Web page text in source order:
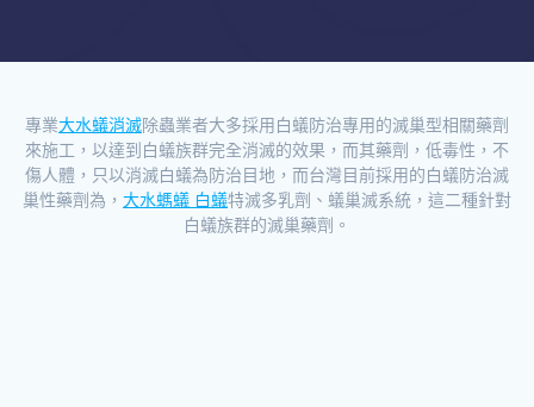
專業大水蟻消滅除蟲業者大多採用白蟻防治專用的滅巢型相關藥劑
來施工，以達到白蟻族群完全消滅的效果，而其藥劑，低毒性，不
傷人體，只以消滅白蟻為防治目地，而台灣目前採用的白蟻防治滅
巢性藥劑為， 大水螞蟻 白蟻特滅多乳劑、蟻巢滅系統，這二種針對
白蟻族群的滅巢藥劑。